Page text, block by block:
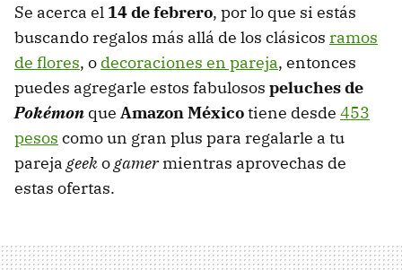
Se acerca el 14 de febrero, por lo que si estás
buscando regalos más allá de los clásicos ramos
de flores, o decoraciones en pareja, entonces
puedes agregarle estos fabulosos peluches de
Pokémon que Amazon Méxicotiene desde 453
pesos como un gran plus para regalarle a tu
pareja geekogamermientras aprovechas de
estas ofertas.